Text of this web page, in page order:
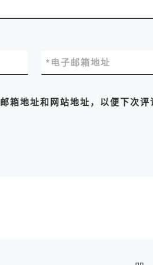
电子邮箱地址
*
箱地址和网站地址，以便下次评